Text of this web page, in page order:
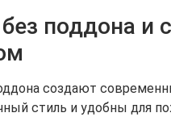
поддона и с
создают
стиль и удобны для